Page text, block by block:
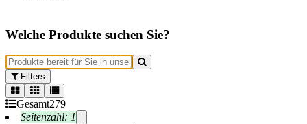
Welche Produkte suchen Sie?
Filters
Gesamt279
Seitenzahl: 1